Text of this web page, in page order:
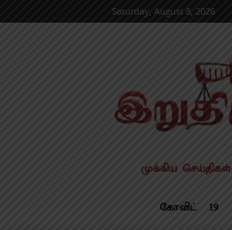
Saturday, August 8, 2026
முக்கிய செய்திகள்
கோவிட் – 19